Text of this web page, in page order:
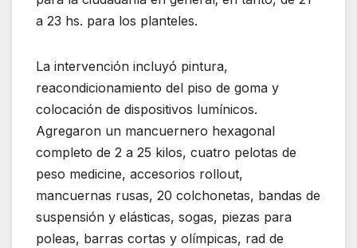
a 23 hs. para los planteles.
La intervención incluyó pintura,
reacondicionamiento del piso de goma y
colocación de dispositivos lumínicos.
Agregaron un mancuernero hexagonal
completo de 2 a 25 kilos, cuatro pelotas de
peso medicine, accesorios rollout,
mancuernas rusas, 20 colchonetas, bandas de
suspensión y elásticas, sogas, piezas para
poleas, barras cortas y olímpicas, rad de